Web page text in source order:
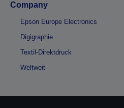
Company
Epson Europe Electronics
Digigraphie
Textil-Direktdruck
Weltweit